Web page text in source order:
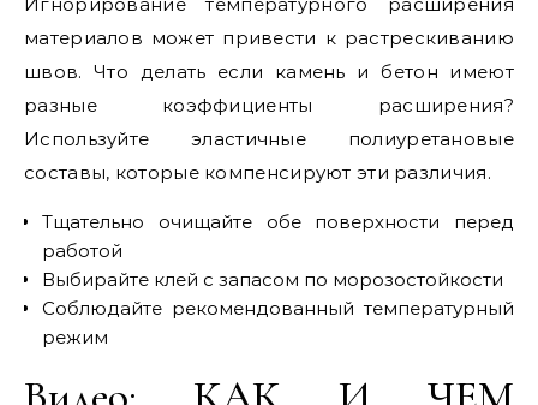
материалов может привести к растрескиванию
швов. Что делать если камень и бетон имеют
разные коэффициенты расширения?
Используйте эластичные полиуретановые
составы, которые компенсируют эти различия.
Тщательно очищайте обе поверхности перед
работой
Выбирайте клей с запасом по морозостойкости
Соблюдайте рекомендованный температурный
режим